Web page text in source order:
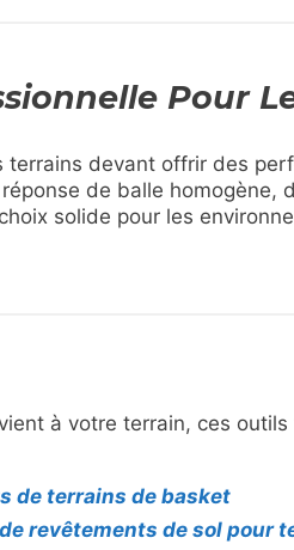
Pour
terrains devant offrir des
de balle homogène,
solide pour les
à votre terrain, ces
de terrains de basket
revêtements de sol pour